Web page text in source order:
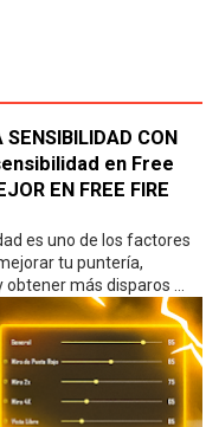
UTILES 🥰
RECOMENDADAS 🥰
CELULAR 🥰
✔🤩🥰
FIRE 2026
SENSIBILIDAD CON
en Free
EN FREE FIRE
es uno de los factores
tu puntería,
más disparos ...